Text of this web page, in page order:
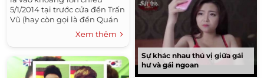
5/1/2014 tại trước cửa đền Trấn
Vũ (hay còn gọi là đền Quán
Thánh) đường Thanh Niên.
Nam thanh niên đi xe...
Xem thêm
Sự khác nhau thú vị giữa gái
hư và gái ngoan